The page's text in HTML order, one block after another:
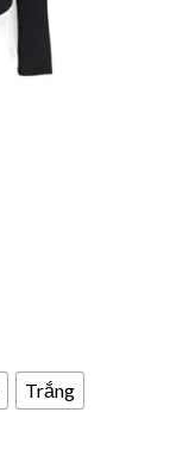
Trắng